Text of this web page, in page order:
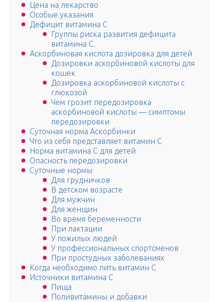
Цена на лекарство
Особые указания
Дефицит витамина С
Группы риска развития дефицита
витамина С.
Аскорбиновая кислота дозировка для детей
Дозировки аскорбиновой кислоты для
кошек
Дозировка аскорбиновой кислоты с
глюкозой
Чем грозит передозировка
аскорбиновой кислоты — симптомы
передозировки
Суточная норма Аскорбинки
Что из себя представляет витамин C
Норма витамина С для детей
Опасность передозировки
Суточные нормы
Для грудничков
В детском возрасте
Для мужчин
Для женщин
Во время беременности
При лактации
У пожилых людей
У профессиональных спортсменов
При простудных заболеваниях
Когда необходимо пить витамин С
Источники витамина C
Пища
Поливитамины и добавки